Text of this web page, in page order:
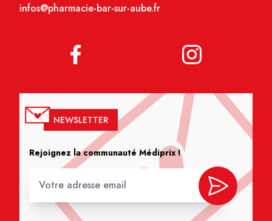
infos@pharmacie-bar-sur-aube.fr
NEWSLETTER
Rejoignez la communauté Médiprix !